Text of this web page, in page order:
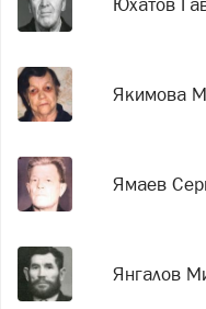
Якимова
Ямаев
Янгалов